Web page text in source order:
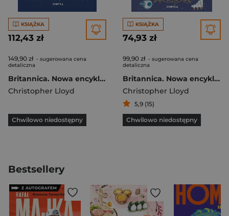
KSIĄŻKA
112,43 zł
149,90 zł - sugerowana cena
detaliczna
Britannica. Nowa encyklopedia dla dzieci wyd. 3
Christopher Lloyd
Chwilowo niedostępny
KSIĄŻKA
74,93 zł
99,90 zł - sugerowana cena
detaliczna
Britannica. Nowa encyklopedia dla dzieci
Christopher Lloyd
5,9 (15)
Chwilowo niedostępny
Bestsellery